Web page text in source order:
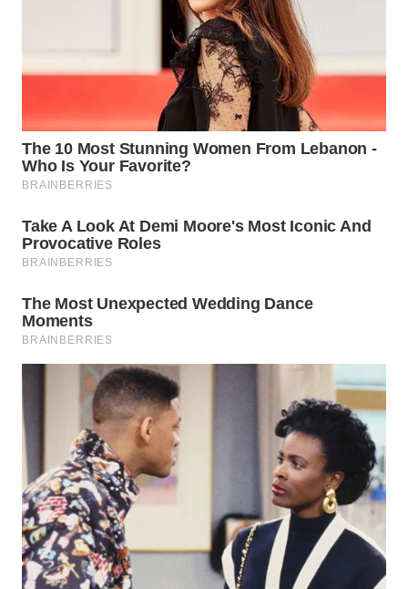
ADVOKAT
WAHANA
INFRASTRUKTUR
WAHANA
WAHANA
WAHANA
TRAVEL
WAHANANEWS
ID
WAHANANEWS
CO ID